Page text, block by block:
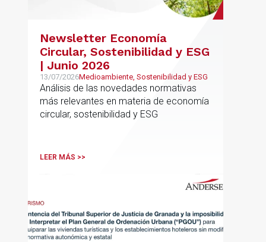
Newsletter Economía
Circular, Sostenibilidad y ESG
| Junio 2026
13/07/2026Medioambiente, Sostenibilidad y ESG
Análisis de las novedades normativas
más relevantes en materia de economía
circular, sostenibilidad y ESG
LEER MÁS >>